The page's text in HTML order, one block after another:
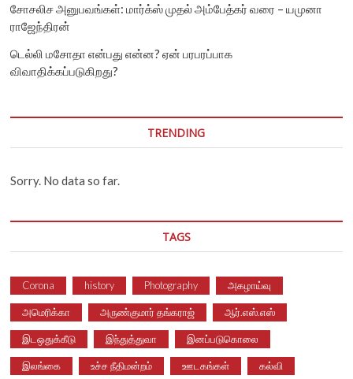
சோசலிச அனுபவங்கள்: மார்க்ஸ் முதல் அம்பேத்கர் வரை – யமுனா
ராஜேந்திரன்
டெல்லி மசோதா என்பது என்ன? ஏன் பரபரப்பாக
விவாதிக்கப்படுகிறது?
TRENDING
Sorry. No data so far.
TAGS
Corona history Photography அகழாய்வு
அமெரிக்கா அருண்குமார் தங்கராஜ் ஆர்.எஸ்.எஸ்
இடஒதுக்கீடு இந்துத்துவா இனப்படுகொலை
இலங்கை உச்ச நீதிமன்றம் ஊடகங்கள் கல்வி